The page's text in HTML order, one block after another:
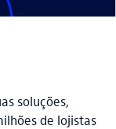
soluções,
de lojistas